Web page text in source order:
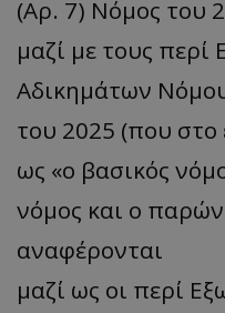
(Αρ. 7) Νόμος του
μαζί με τους περί
Αδικημάτων
του 2025 (που στο
ως «ο βασικός
νόμος και ο
αναφέρονται
μαζί ως οι περί